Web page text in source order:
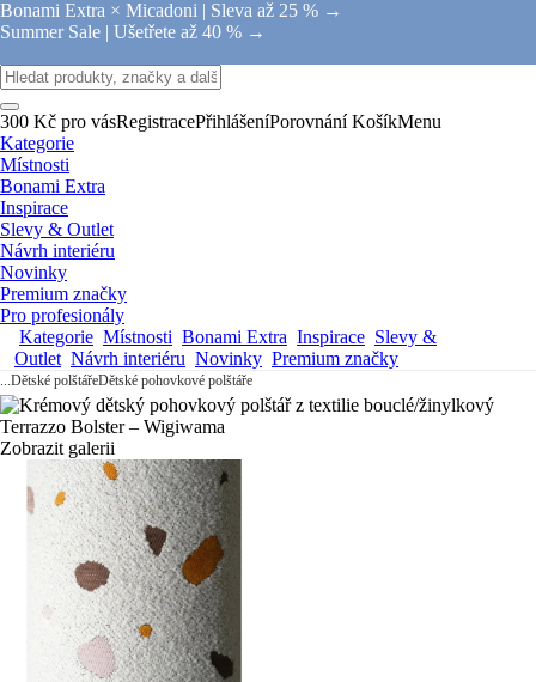
Bonami Extra × Micadoni | Sleva až 25 % →
Summer Sale | Ušetřete až 40 % →
300 Kč pro vásRegistracePřihlášeníPorovnání KošíkMenu
Kategorie
Místnosti
Bonami Extra
Inspirace
Slevy & Outlet
Návrh interiéru
Novinky
Premium značky
Pro profesionály
Kategorie Místnosti Bonami Extra Inspirace Slevy &
Outlet Návrh interiéru Novinky Premium značky
...Dětské polštářeDětské pohovkové polštáře
Zobrazit galerii